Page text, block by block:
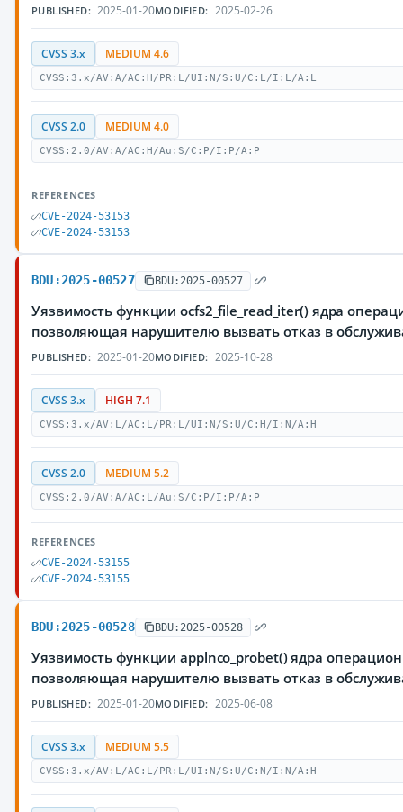
PUBLISHED: 2025-01-20MODIFIED: 2025-02-26
CVSS 3.x MEDIUM 4.6
CVSS:3.x/AV:A/AC:H/PR:L/UI:N/S:U/C:L/I:L/A:L
CVSS 2.0 MEDIUM 4.0
CVSS:2.0/AV:A/AC:H/Au:S/C:P/I:P/A:P
REFERENCES
CVE-2024-53153
CVE-2024-53153
BDU:2025-00527 BDU:2025-00527
Уязвимость функции ocfs2_file_read_iter() ядра
позволяющая нарушителю вызвать отказ в
PUBLISHED: 2025-01-20MODIFIED: 2025-10-28
CVSS 3.x HIGH 7.1
CVSS:3.x/AV:L/AC:L/PR:L/UI:N/S:U/C:H/I:N/A:H
CVSS 2.0 MEDIUM 5.2
CVSS:2.0/AV:A/AC:L/Au:S/C:P/I:P/A:P
REFERENCES
CVE-2024-53155
CVE-2024-53155
BDU:2025-00528 BDU:2025-00528
Уязвимость функции applnco_probet() ядра
позволяющая нарушителю вызвать отказ в
PUBLISHED: 2025-01-20MODIFIED: 2025-06-08
CVSS 3.x MEDIUM 5.5
CVSS:3.x/AV:L/AC:L/PR:L/UI:N/S:U/C:N/I:N/A:H